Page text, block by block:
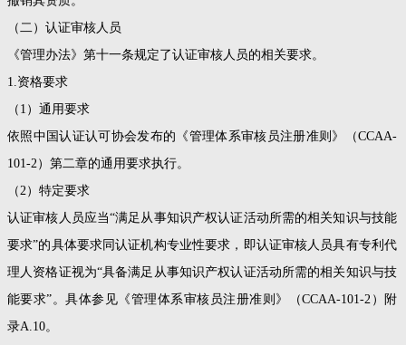
（二）认证审核人员
《管理办法》第十一条规定了认证审核人员的相关要求。
1.资格要求
（1）通用要求
依照中国认证认可协会发布的《管理体系审核员注册准则》（CCAA-
101-2）第二章的通用要求执行。
（2）特定要求
认证审核人员应当“满足从事知识产权认证活动所需的相关知识与技能
要求”的具体要求同认证机构专业性要求，即认证审核人员具有专利代
理人资格证视为“具备满足从事知识产权认证活动所需的相关知识与技
能要求”。具体参见《管理体系审核员注册准则》（CCAA-101-2）附
录A.10。